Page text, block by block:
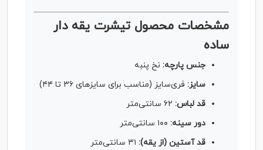
مشخصات محصول تیشرت یقه دار
سا‌ده
جنس پارچه: نخ پنبه
سایز: فری‌سایز (مناسب برای سایزهای ۳۶ تا ۴۴)
قد لباس:
دور سینه:
قد آستین (از یقه):